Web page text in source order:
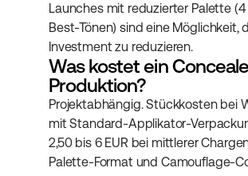
Launches mit reduzierter Palette
Best-Tönen) sind eine Möglichkeit,
Investment zu reduzieren.
Was kostet ein
Produktion?
Projektabhängig. Stückkosten bei
mit Standard-Applikator-
2,50 bis 6 EUR bei mittlerer
Palette-Format und Camouflage-